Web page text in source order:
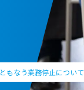
もなう業務停止について